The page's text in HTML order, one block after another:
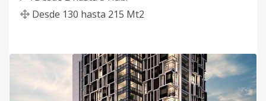
Desde 130 hasta 215 Mt2